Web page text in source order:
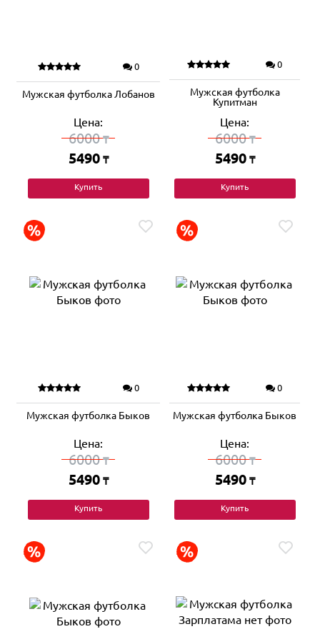
0
Мужская футболка Лобанов
Цена:
6000₸
5490 ₸
Купить
0
Мужская футболка
Купитман
Цена:
6000₸
5490 ₸
Купить
0
Мужская футболка Быков
Цена:
6000₸
5490 ₸
Купить
0
Мужская футболка Быков
Цена:
6000₸
5490 ₸
Купить